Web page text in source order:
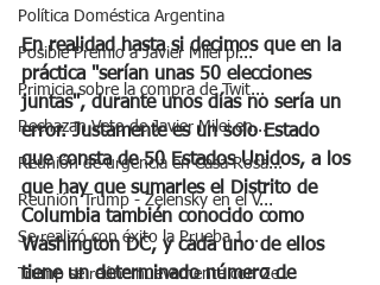
Política Doméstica Argentina
Posible Premio a Javier Milei pr...
Primicia sobre la compra de Twit...
Rechazan Veto de Javier Milei en...
Reunión de urgencia en Casa Rosa...
Reunión Trump - Zelensky en el V...
Se realizó con éxito la Prueba 1...
Trump se reúne nuevamente con Ze...
En realidad hasta si decimos que en la
práctica "serían unas 50 elecciones
juntas", durante unos días no sería un
error. Justamente es un solo Estado
que consta de 50 Estados Unidos, a los
que hay que sumarles el Distrito de
Columbia también conocido como
Washington DC, y cada uno de ellos
tiene un determinado número de